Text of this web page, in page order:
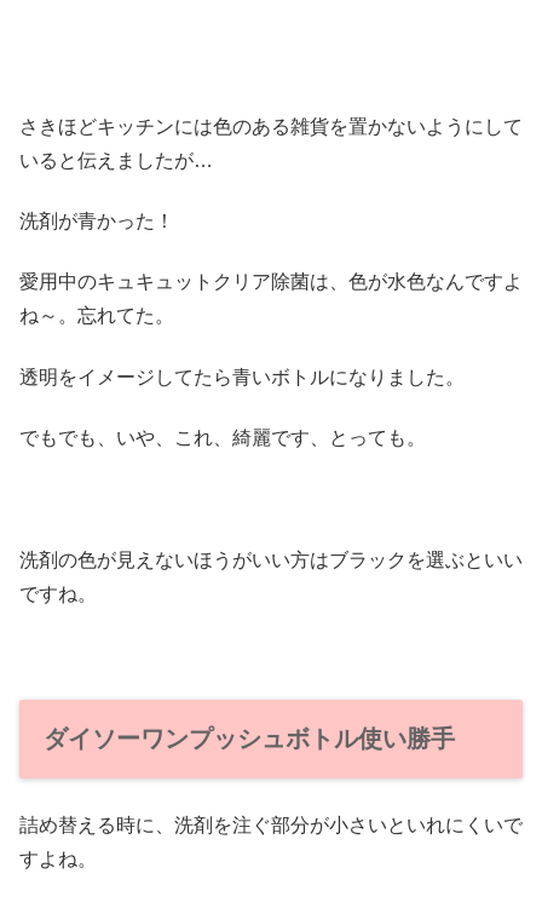
さきほどキッチンには色のある雑貨を置かないようにして
いると伝えましたが…
洗剤が青かった！
愛用中のキュキュットクリア除菌は、色が水色なんですよ
ね～。忘れてた。
透明をイメージしてたら青いボトルになりました。
でもでも、いや、これ、綺麗です、とっても。
洗剤の色が見えないほうがいい方はブラックを選ぶといい
ですね。
ダイソーワンプッシュボトル使い勝手
詰め替える時に、洗剤を注ぐ部分が小さいといれにくいで
すよね。